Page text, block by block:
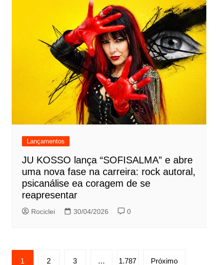
Lançamentos
JU KOSSO lança “SOFISALMA” e abre
uma nova fase na carreira: rock autoral,
psicanálise ea coragem de se
reapresentar
Rociclei 30/04/2026 0
Paginação
1 2 3 … 1.787 Próximo